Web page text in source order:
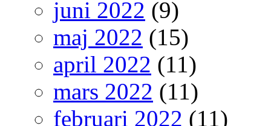
juni 2022 (9)
maj 2022 (15)
april 2022 (11)
mars 2022 (11)
februari 2022 (11)